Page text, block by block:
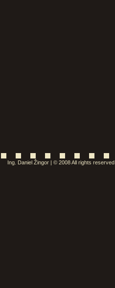
Ing. Daniel Žingor | © 2008 All rights reserved